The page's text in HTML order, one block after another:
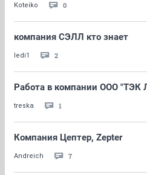
Koteiko 0
компания СЭЛЛ кто знает
ledi1 2
Работа в компании ООО "ТЭК
treska 1
Компания Цептер, Zepter
Andreich 7